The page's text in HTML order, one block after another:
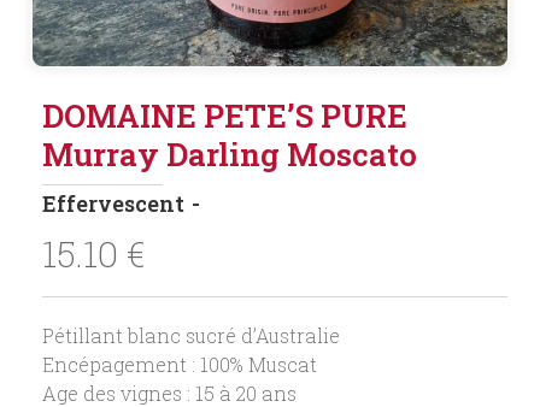
DOMAINE PETE’S PURE
Murray Darling Moscato
Effervescent
15.10 €
Pétillant blanc sucré d’Australie
Encépagement : 100% Muscat
Age des vignes : 15 à 20 ans